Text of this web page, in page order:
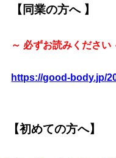
【同業の方へ 】
～ 必ずお読みください
https://good-body.jp/
【初めての方へ】